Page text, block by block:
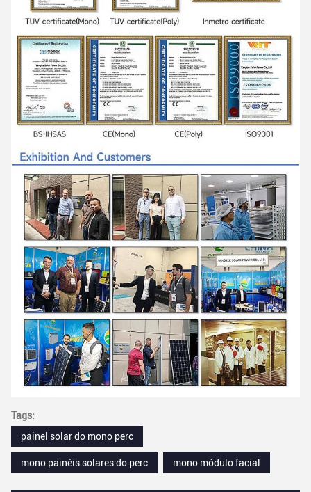
Tags:
painel solar do mono perc
mono painéis solares do perc mono módulo facial